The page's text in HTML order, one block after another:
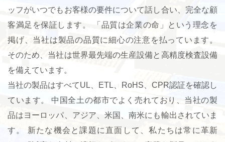
ッフがいつでもお客様の要件について話し合い、完全な顧
客満足を保証します。 「品質は企業の命」という理念を
掲げ、当社は製品の品質に細心の注意を払っています。
そのため、当社は世界最先端の生産設備と高精度検査設備
を備えています。
当社の製品はすべてUL、ETL、RoHS、CPR認証を確認し
ています。 中国全土の都市でよく売れており、当社の製
品はヨーロッパ、アジア、米国、南米にも輸出されていま
す。 新たな機会と課題に直面して、私たちは常に革新